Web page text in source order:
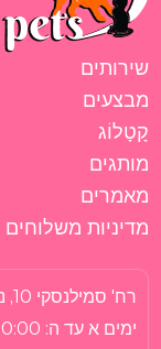
רח' סמילנסקי 10, נתניה
ימים א עד ה:
שירותים
מבצעים
קָטָלוֹג
מותגים
מאמרים
מדיניות משלוחים